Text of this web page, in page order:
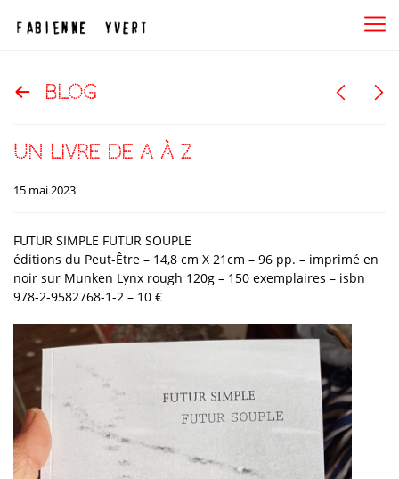
blog
un livre de A à Z
15 mai 2023
FUTUR SIMPLE FUTUR SOUPLE
éditions du Peut-Être – 14,8 cm X 21cm – 96 pp. – imprimé en
noir sur Munken Lynx rough 120g – 150 exemplaires – isbn
978-2-9582768-1-2 – 10 €